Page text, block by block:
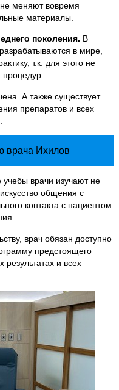
не меняют вовремя
материалы.
поколения. В
в мире,
т.к. для этого не
процедур.
А также существует
препаратов и всех
врача Ихилов
учебы врачи изучают не
общения с
контакта с пациентом
врач обязан доступно
предстоящего
результатах и всех